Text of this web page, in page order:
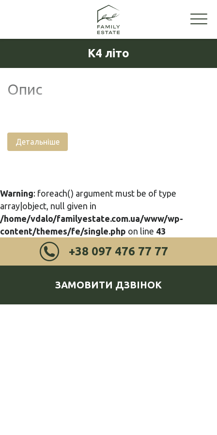
K4 літо
Опис
Детальніше
Warning: foreach() argument must be of type
array|object, null given in
/home/vdalo/familyestate.com.ua/www/wp-
content/themes/fe/single.php on line 43
+38 097 476 77 77
ЗАМОВИТИ ДЗВІНОК